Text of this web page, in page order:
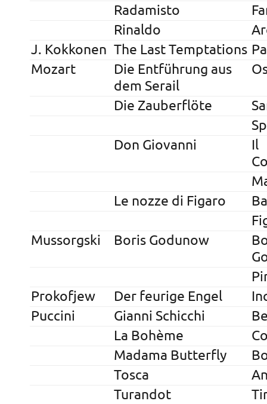
Radamisto
Rinaldo
J. Kokkonen The Last Temptations
Mozart
Die Entführung aus
dem Serail
Die Zauberflöte
Don Giovanni
Il
Le nozze di Figaro
Mussorgski
Boris Godunow
Prokofjew
Der feurige Engel
Puccini
Gianni Schicchi
La Bohème
Madama Butterfly
Tosca
Turandot